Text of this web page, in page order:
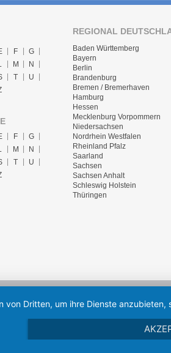
F
G
M
N
T
U
F
G
M
N
T
U
REGIONAL
Baden Württemberg
Bayern
Berlin
Brandenburg
Bremen / Bremerhaven
Hamburg
Hessen
Mecklenburg Vorpommern
Niedersachsen
Nordrhein Westfalen
Rheinland Pfalz
Saarland
Sachsen
Sachsen Anhalt
Schleswig Holstein
Thüringen
von Dritten, um ihre Dienste